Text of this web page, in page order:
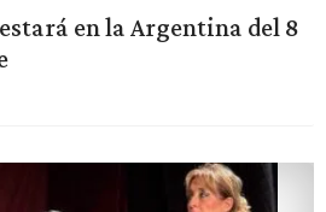
en la Argentina del 8